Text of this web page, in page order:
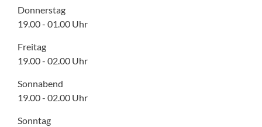
Donnerstag
19.00 - 01.00 Uhr
Freitag
19.00 - 02.00 Uhr
Sonnabend
19.00 - 02.00 Uhr
Sonntag